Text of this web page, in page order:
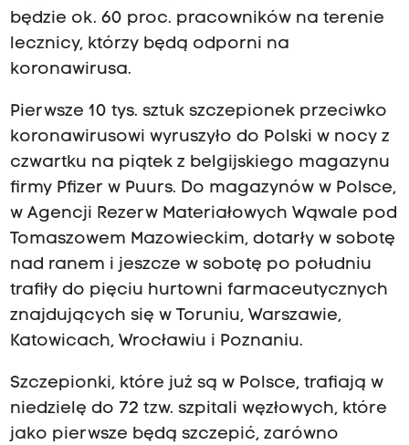
będzie ok. 60 proc. pracowników na terenie
lecznicy, którzy będą odporni na
koronawirusa.
Pierwsze 10 tys. sztuk szczepionek przeciwko
koronawirusowi wyruszyło do Polski w nocy z
czwartku na piątek z belgijskiego magazynu
firmy Pfizer w Puurs. Do magazynów w Polsce,
w Agencji Rezerw Materiałowych Wąwale pod
Tomaszowem Mazowieckim, dotarły w sobotę
nad ranem i jeszcze w sobotę po południu
trafiły do pięciu hurtowni farmaceutycznych
znajdujących się w Toruniu, Warszawie,
Katowicach, Wrocławiu i Poznaniu.
Szczepionki, które już są w Polsce, trafiają w
niedzielę do 72 tzw. szpitali węzłowych, które
jako pierwsze będą szczepić, zarówno